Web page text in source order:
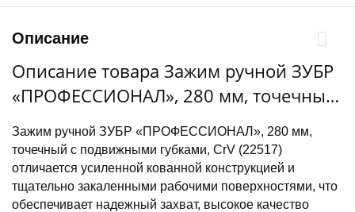
Описание
Описание товара Зажим ручной ЗУБР
«ПРОФЕССИОНАЛ», 280 мм, точечный
с подвижными губками, CrV (22517)
Зажим ручной ЗУБР «ПРОФЕССИОНАЛ», 280 мм,
точечный с подвижными губками, CrV (22517)
отличается усиленной кованной конструкцией и
тщательно закаленными рабочими поверхностями, что
обеспечивает надежный захват, высокое качество